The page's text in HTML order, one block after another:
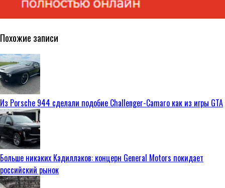
Похожие записи
Из Porsche 944 сделали подобие Challenger-Camaro как из игры GTA
Больше никаких Кадиллаков: концерн General Motors покидает
российский рынок